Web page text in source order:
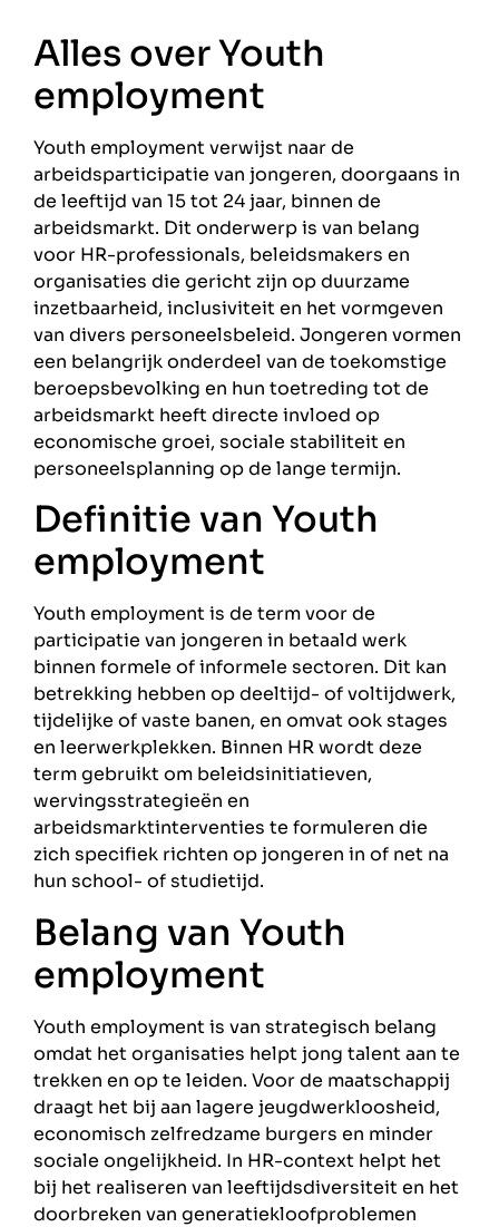
Alles over Youth
employment
Youth employment verwijst naar de
arbeidsparticipatie van jongeren, doorgaans in
de leeftijd van 15 tot 24 jaar, binnen de
arbeidsmarkt. Dit onderwerp is van belang
voor HR-professionals, beleidsmakers en
organisaties die gericht zijn op duurzame
inzetbaarheid, inclusiviteit en het vormgeven
van divers personeelsbeleid. Jongeren vormen
een belangrijk onderdeel van de toekomstige
beroepsbevolking en hun toetreding tot de
arbeidsmarkt heeft directe invloed op
economische groei, sociale stabiliteit en
personeelsplanning op de lange termijn.
Definitie van Youth
employment
Youth employment is de term voor de
participatie van jongeren in betaald werk
binnen formele of informele sectoren. Dit kan
betrekking hebben op deeltijd- of voltijdwerk,
tijdelijke of vaste banen, en omvat ook stages
en leerwerkplekken. Binnen HR wordt deze
term gebruikt om beleidsinitiatieven,
wervingsstrategieën en
arbeidsmarktinterventies te formuleren die
zich specifiek richten op jongeren in of net na
hun school- of studietijd.
Belang van Youth
employment
Youth employment is van strategisch belang
omdat het organisaties helpt jong talent aan te
trekken en op te leiden. Voor de maatschappij
draagt het bij aan lagere jeugdwerkloosheid,
economisch zelfredzame burgers en minder
sociale ongelijkheid. In HR-context helpt het
bij het realiseren van leeftijdsdiversiteit en het
doorbreken van generatiekloofproblemen